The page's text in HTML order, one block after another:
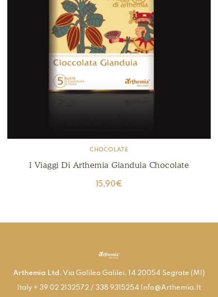
CHOCOLATE
I Viaggi Di Arthemia Gianduia Chocolate
15,90€
Arthemia Ltd. Via Galileo Galilei, 14 20054 Segrate (MI)
Italy + 39 02 2132572 / 338 9315254 Info@arthemia.it